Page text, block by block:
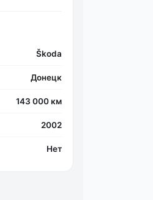
Škoda
Донецк
143 000 км
2002
Нет